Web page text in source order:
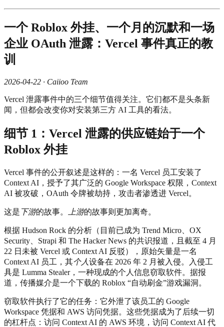
一个 Roblox 外挂、一个月的沉默和一场
企业 OAuth 泄露：Vercel 事件真正的教
训
2026-04-22 · Caiioo Team
Vercel 泄露事件中的三个细节值得关注。它们都不是头条新
闻，但都会改变你对安装第三方 AI 工具的看法。
细节 1：Vercel 泄露的供应链始于一个
Roblox 外挂
Vercel 事件的公开叙述是这样的：一名 Vercel 员工安装了
Context AI，授予了其广泛的 Google Workspace 权限，Context
AI 被攻破，OAuth 令牌被劫持，攻击者渗透进 Vercel。
这是 下游的故事。 上游的故事则更加离奇。
根据 Hudson Rock 的分析（目前已成为 Trend Micro、OX
Security、Strapi 和 The Hacker News 的共识报道，且截至 4 月
22 日未被 Vercel 或 Context AI 反驳），原始矢量是一名
Context AI 员工，其个人设备在 2026 年 2 月被入侵。入侵工
具是 Lumma Stealer，一种现成的个人信息窃取软件。据报
道，传播媒介是一个下载的 Roblox “自动刷金”游戏漏洞。
窃取软件执行了它的任务：它外泄了该员工的 Google
Workspace 凭据和 AWS 访问凭据。这些凭据成为了后续一切
的杠杆点：访问 Context AI 的 AWS 环境，访问 Context AI 代